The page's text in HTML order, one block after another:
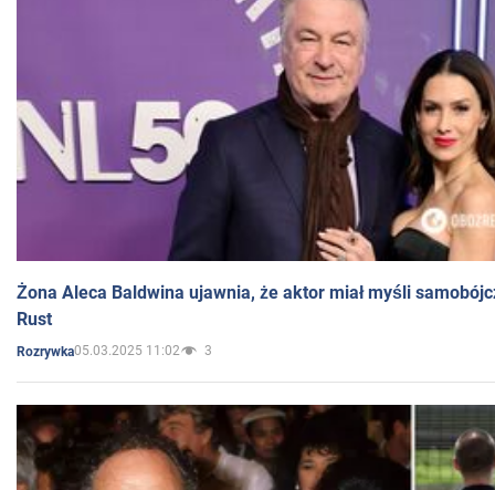
Żona Aleca Baldwina ujawnia, że aktor miał myśli
Rust
Rozrywka05.03.2025 11:02 3